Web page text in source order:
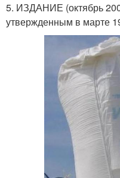
5. ИЗДАНИЕ (октябрь
утвержденным в марте